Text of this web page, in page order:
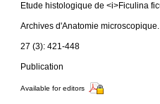
Etude histologique de <i>Ficulina
Archives d'Anatomie microscopique.
27 (3): 421-448
Publication
Available for editors